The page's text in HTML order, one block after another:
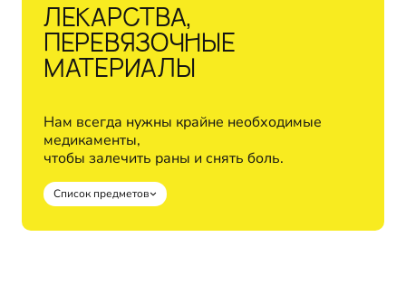
ЛЕКАРСТВА,
ПЕРЕВЯЗОЧНЫЕ
МАТЕРИАЛЫ
Нам всегда нужны крайне необходимые
медикаменты,
чтобы залечить раны и снять боль.
Список предметов